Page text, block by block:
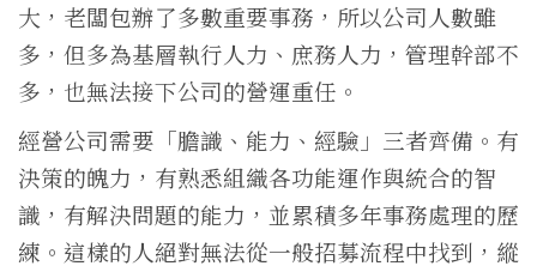
大，老闆包辦了多數重要事務，所以公司人數雖
多，但多為基層執行人力、庶務人力，管理幹部不
多，也無法接下公司的營運重任。
經營公司需要「膽識、能力、經驗」三者齊備。有
決策的魄力，有熟悉組織各功能運作與統合的智
識，有解決問題的能力，並累積多年事務處理的歷
練。這樣的人絕對無法從一般招募流程中找到，縱